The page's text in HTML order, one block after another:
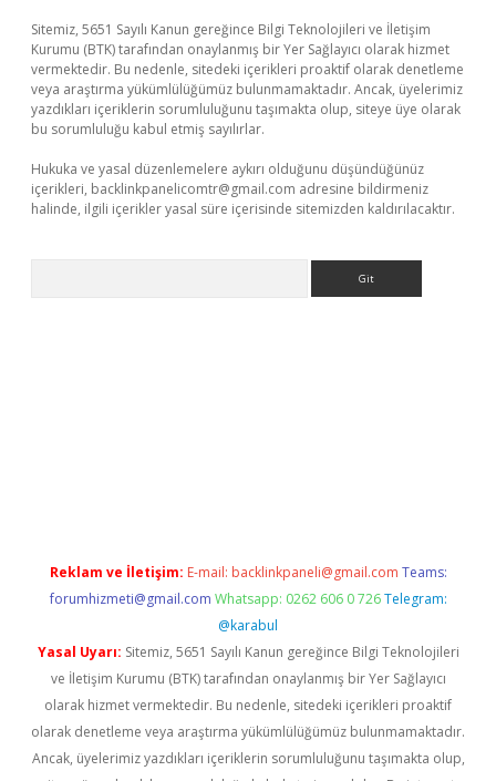
Sitemiz, 5651 Sayılı Kanun gereğince Bilgi Teknolojileri ve İletişim
Kurumu (BTK) tarafından onaylanmış bir Yer Sağlayıcı olarak hizmet
vermektedir. Bu nedenle, sitedeki içerikleri proaktif olarak denetleme
veya araştırma yükümlülüğümüz bulunmamaktadır. Ancak, üyelerimiz
yazdıkları içeriklerin sorumluluğunu taşımakta olup, siteye üye olarak
bu sorumluluğu kabul etmiş sayılırlar.
Hukuka ve yasal düzenlemelere aykırı olduğunu düşündüğünüz
içerikleri, backlinkpanelicomtr@gmail.com adresine bildirmeniz
halinde, ilgili içerikler yasal süre içerisinde sitemizden kaldırılacaktır.
Reklam ve İletişim: E-mail: backlinkpaneli@gmail.com Teams:
forumhizmeti@gmail.com Whatsapp: 0262 606 0 726 Telegram:
@karabul
Yasal Uyarı: Sitemiz, 5651 Sayılı Kanun gereğince Bilgi Teknolojileri
ve İletişim Kurumu (BTK) tarafından onaylanmış bir Yer Sağlayıcı
olarak hizmet vermektedir. Bu nedenle, sitedeki içerikleri proaktif
olarak denetleme veya araştırma yükümlülüğümüz bulunmamaktadır.
Ancak, üyelerimiz yazdıkları içeriklerin sorumluluğunu taşımakta olup,